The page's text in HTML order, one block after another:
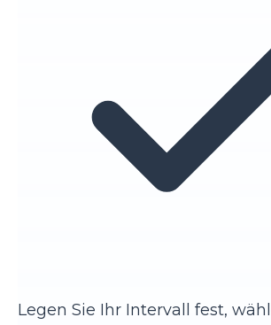
Legen Sie Ihr Intervall fest,